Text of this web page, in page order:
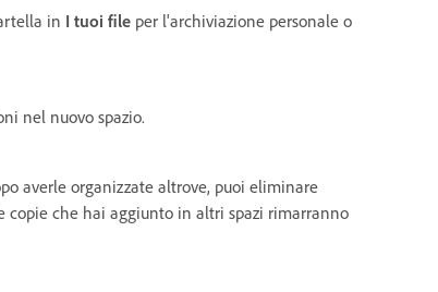
in I tuoi file per l'archiviazione personale o
nel nuovo spazio.
averle organizzate altrove, puoi eliminare
copie che hai aggiunto in altri spazi rimarranno